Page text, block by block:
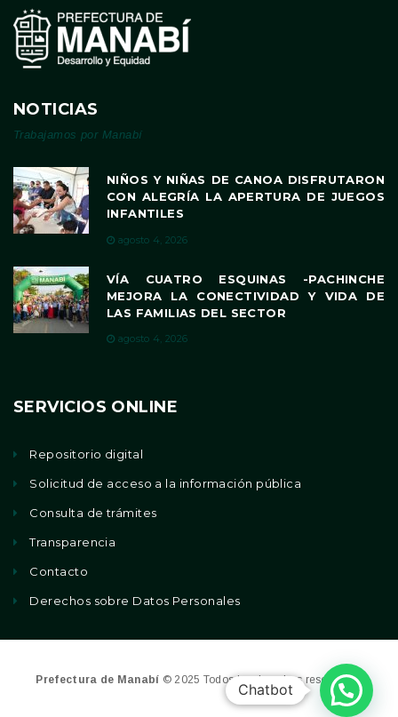
NOTICIAS
Trabajamos por Manabí
NIÑOS Y NIÑAS DE CANOA DISFRUTARON
CON ALEGRÍA LA APERTURA DE JUEGOS
INFANTILES
agosto 4, 2026
VÍA CUATRO ESQUINAS -PACHINCHE
MEJORA LA CONECTIVIDAD Y VIDA DE
LAS FAMILIAS DEL SECTOR
agosto 4, 2026
SERVICIOS ONLINE
Repositorio digital
Solicitud de acceso a la información pública
Consulta de trámites
Transparencia
Contacto
Derechos sobre Datos Personales
Prefectura de Manabí © 2025 Todos los derechos reservados
Chatbot